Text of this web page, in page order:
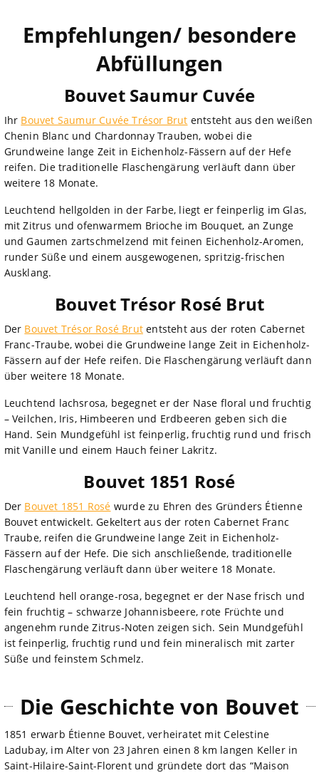
Empfehlungen/ besondere
Abfüllungen
Bouvet Saumur Cuvée
Ihr Bouvet Saumur Cuvée Trésor Brut entsteht aus den weißen
Chenin Blanc und Chardonnay Trauben, wobei die
Grundweine lange Zeit in Eichenholz-Fässern auf der Hefe
reifen. Die traditionelle Flaschengärung verläuft dann über
weitere 18 Monate.
Leuchtend hellgolden in der Farbe, liegt er feinperlig im Glas,
mit Zitrus und ofenwarmem Brioche im Bouquet, an Zunge
und Gaumen zartschmelzend mit feinen Eichenholz-Aromen,
runder Süße und einem ausgewogenen, spritzig-frischen
Ausklang.
Bouvet Trésor Rosé Brut
Der Bouvet Trésor Rosé Brutentsteht aus der roten Cabernet
Franc-Traube, wobei die Grundweine lange Zeit in Eichenholz-
Fässern auf der Hefe reifen. Die Flaschengärung verläuft dann
über weitere 18 Monate.
Leuchtend lachsrosa, begegnet er der Nase floral und fruchtig
– Veilchen, Iris, Himbeeren und Erdbeeren geben sich die
Hand. Sein Mundgefühl ist feinperlig, fruchtig rund und frisch
mit Vanille und einem Hauch feiner Lakritz.
Bouvet 1851 Rosé
Der Bouvet 1851 Rosé wurde zu Ehren des Gründers Étienne
Bouvet entwickelt. Gekeltert aus der roten Cabernet Franc
Traube, reifen die Grundweine lange Zeit in Eichenholz-
Fässern auf der Hefe. Die sich anschließende, traditionelle
Flaschengärung verläuft dann über weitere 18 Monate.
Leuchtend hell orange-rosa, begegnet er der Nase frisch und
fein fruchtig – schwarze Johannisbeere, rote Früchte und
angenehm runde Zitrus-Noten zeigen sich. Sein Mundgefühl
ist feinperlig, fruchtig rund und fein mineralisch mit zarter
Süße und feinstem Schmelz.
Die Geschichte von Bouvet
1851 erwarb Étienne Bouvet, verheiratet mit Celestine
Ladubay, im Alter von 23 Jahren einen 8 km langen Keller in
Saint-Hilaire-Saint-Florent und gründete dort das “Maison